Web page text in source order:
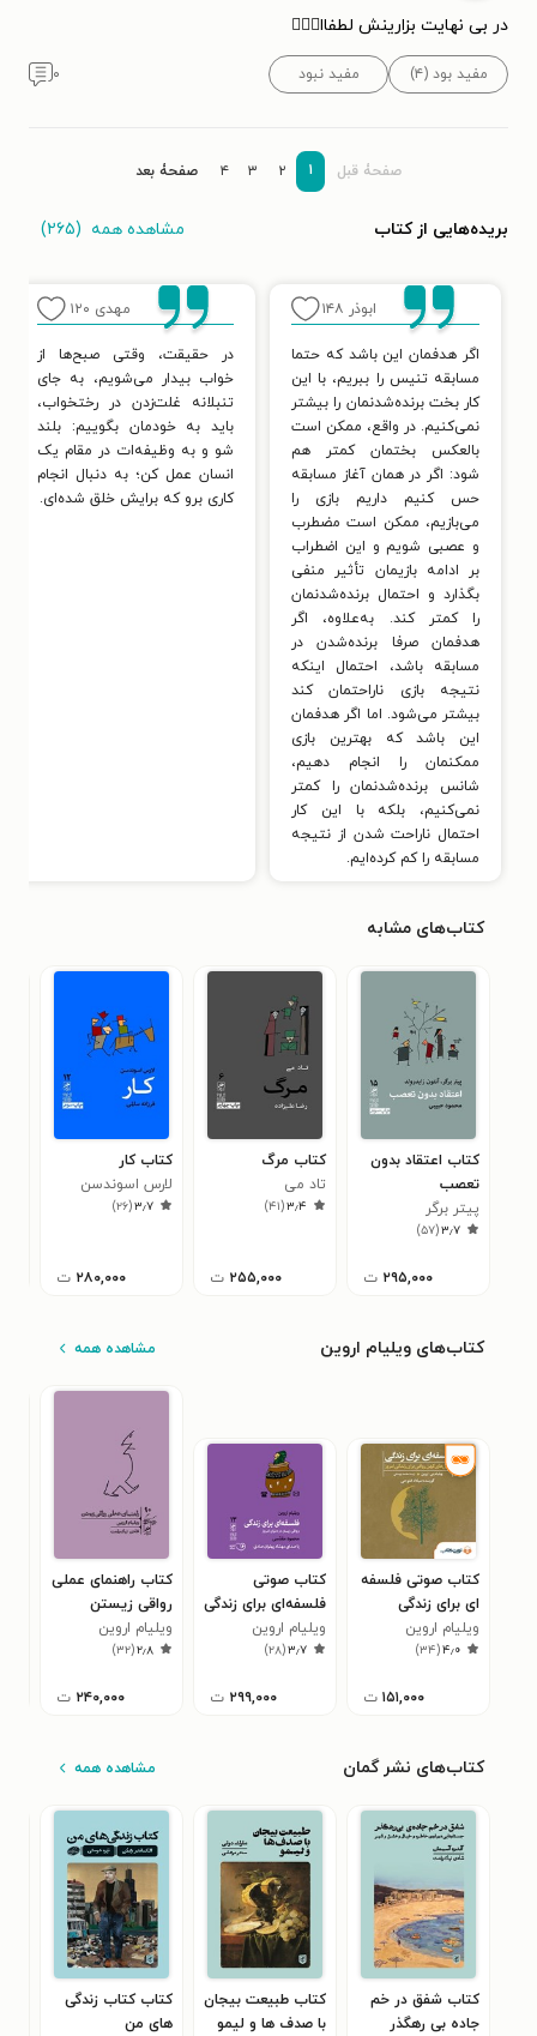
در بی نهایت بزارینش لطفاا🚶🏻‍♀️
مفید بود (۴) مفید نبود ۰
صفحۀ قبل ۱ ۲ ۳ ۴ صفحۀ بعد
بریده‌هایی از کتاب مشاهده همه (۲۶۵)
ابوذر ۱۴۸
اگر هدفمان این باشد که حتما
مسابقه تنیس را ببریم، با این
کار بخت برنده‌شدنمان را بیشتر
نمی‌کنیم. در واقع، ممکن است
بالعکس بختمان کمتر هم
شود: اگر در همان آغاز مسابقه
حس کنیم داریم بازی را
می‌بازیم، ممکن است مضطرب
و عصبی شویم و این اضطراب
بر ادامه بازیمان تأثیر منفی
بگذارد و احتمال برنده‌شدنمان
را کمتر کند. به‌علاوه، اگر
هدفمان صرفا برنده‌شدن در
مسابقه باشد، احتمال اینکه
نتیجه بازی ناراحتمان کند
بیشتر می‌شود. اما اگر هدفمان
این باشد که بهترین بازی
ممکنمان را انجام دهیم،
شانس برنده‌شدنمان را کمتر
نمی‌کنیم، بلکه با این کار
احتمال ناراحت شدن از نتیجه
مسابقه را کم کرده‌ایم.
مهدی ۱۲۰
در حقیقت، وقتی صبح‌ها از
خواب بیدار می‌شویم، به جای
تنبلانه غلت‌زدن در رختخواب،
باید به خودمان بگوییم: بلند
شو و به وظیفه‌ات در مقام یک
انسان عمل کن؛ به دنبال انجام
کاری برو که برایش خلق شده‌ای.
کتاب‌های مشابه
کتاب اعتقاد بدون
تعصب
پیتر برگر
۳٫۷(۵۷)
۲۹۵,۰۰۰ ت
کتاب مرگ
تاد می
۳٫۴(۴۱)
۲۵۵,۰۰۰ ت
کتاب کار
لارس اسوندسن
۳٫۷(۲۶)
۲۸۰,۰۰۰ ت
کتاب‌های ویلیام اروین مشاهده همه
کتاب صوتی فلسفه‌
ای برای زندگی
ویلیام اروین
۴٫۰(۳۴)
۱۵۱,۰۰۰ ت
کتاب صوتی
فلسفه‌ای برای زندگی
ویلیام اروین
۳٫۷(۲۸)
۲۹۹,۰۰۰ ت
کتاب راهنمای عملی
رواقی زیستن
ویلیام اروین
۲٫۸(۳۲)
۲۴۰,۰۰۰ ت
کتاب‌های نشر گمان مشاهده همه
کتاب شفق در خم
جاده بی رهگذر
کتاب طبیعت بیجان
با صدف ها و لیمو
کتاب کتاب زندگی
های من